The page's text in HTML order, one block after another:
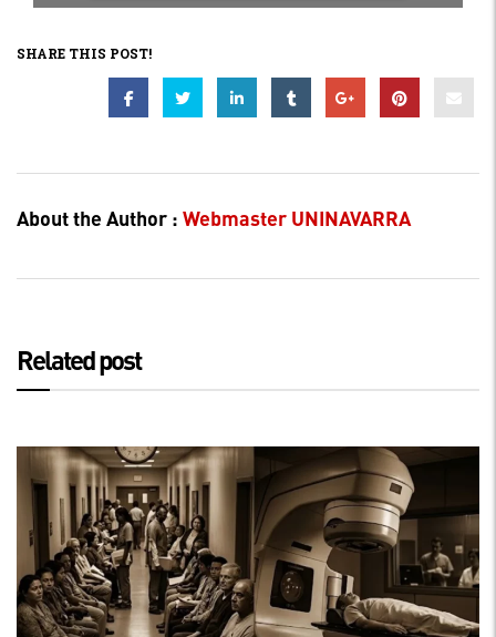
SHARE THIS POST!
About the Author : Webmaster UNINAVARRA
Related post